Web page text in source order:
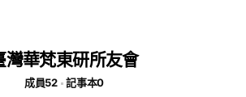
灣華梵東研所友會
成員52
記事本0